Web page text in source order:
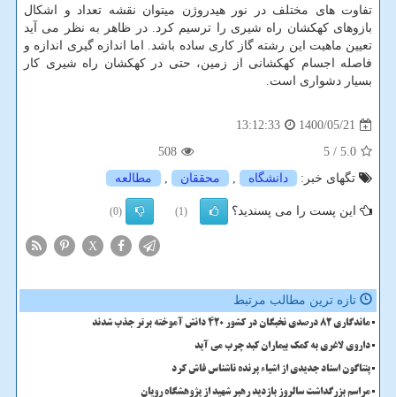
تفاوت های مختلف در نور هیدروژن میتوان نقشه تعداد و اشکال
بازوهای کهکشان راه شیری را ترسیم کرد. در ظاهر به نظر می آید
تعیین ماهیت این رشته گاز کاری ساده باشد. اما اندازه گیری اندازه و
فاصله اجسام کهکشانی از زمین، حتی در کهکشان راه شیری کار
بسیار دشواری است.
1400/05/21
13:12:33
5.0
/ 5
508
تگهای خبر:
دانشگاه , محققان , مطالعه
این پست را می پسندید؟ (1)
(0)
X
تازه ترین مطالب مرتبط
ماندگاری 82 درصدی نخبگان در کشور 420 دانش آموخته برتر جذب شدند
داروی لاغری به کمک بیماران کبد چرب می آید
پنتاگون اسناد جدیدی از اشیاء پرنده ناشناس فاش کرد
مراسم بزرگداشت سالروز بازدید رهبر شهید از پژوهشگاه رویان